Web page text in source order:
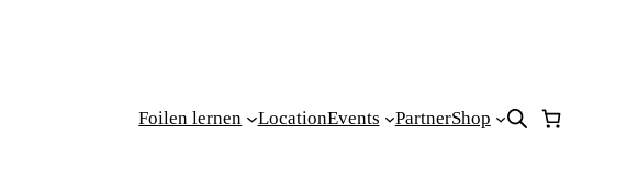
Foilen lernen
LocationEvents PartnerShop